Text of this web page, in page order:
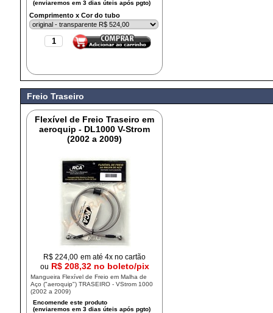
Comprimento x Cor do tubo
Freio Traseiro
Flexível de Freio Traseiro em
aeroquip - DL1000 V-Strom
(2002 a 2009)
R$224,00 em até 4x no cartão
ou R$ 208,32 no boleto/pix
Mangueira Flexível de Freio em Malha de
Aço ("aeroquip") TRASEIRO - VStrom 1000
(2002 a 2009)